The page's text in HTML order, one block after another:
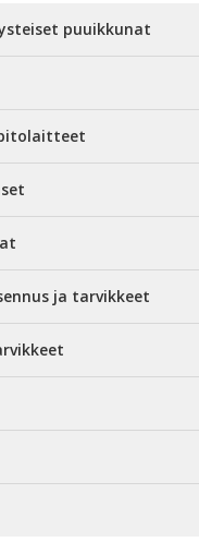
puuikkunat
ja tarvikkeet